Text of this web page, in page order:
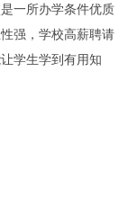
一所办学条件优质
强，学校高薪聘请
学生学到有用知